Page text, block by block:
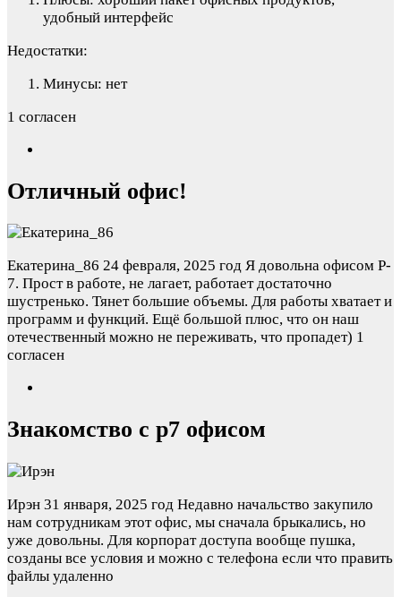
удобный интерфейс
Недостатки:
Минусы: нет
1 согласен
Отличный офис!
Екатерина_86 24 февраля, 2025 год Я довольна офисом P-
7. Прост в работе, не лагает, работает достаточно
шустренько. Тянет большие объемы. Для работы хватает и
программ и функций. Ещё большой плюс, что он наш
отечественный можно не переживать, что пропадет) 1
согласен
Знакомство с р7 офисом
Ирэн 31 января, 2025 год Недавно начальство закупило
нам сотрудникам этот офис, мы сначала брыкались, но
уже довольны. Для корпорат доступа вообще пушка,
созданы все условия и можно с телефона если что править
файлы удаленно